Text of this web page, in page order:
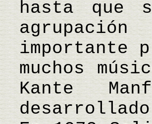
hasta que
importante
muchos
Kante